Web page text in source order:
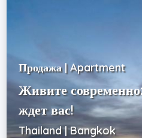
Продажа | Apartment
Живите
ждет вас!
Thailand | Bangkok